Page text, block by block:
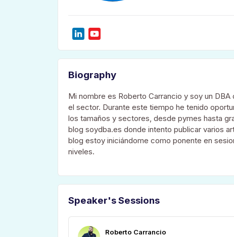
Biography
Mi nombre es Roberto Carrancio y soy un
el sector. Durante este tiempo he tenido
los tamaños y sectores, desde pymes hasta
blog soydba.es donde intento publicar varios
blog estoy iniciándome como ponente en
niveles.
Speaker's Sessions
Roberto Carrancio